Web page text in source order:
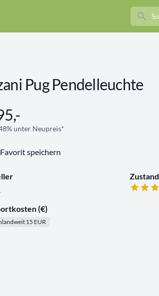
Search
Pug Pendelleuchte
unter Neupreis*
speichern
Zustand
(€)
15 EUR